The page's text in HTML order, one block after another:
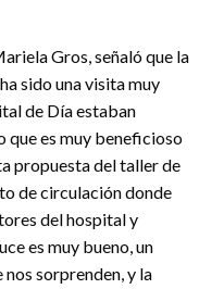
Gros, señaló que la
sido una visita muy
de Día estaban
que es muy beneficioso
propuesta del taller de
de circulación donde
del hospital y
es muy bueno, un
sorprenden, y la